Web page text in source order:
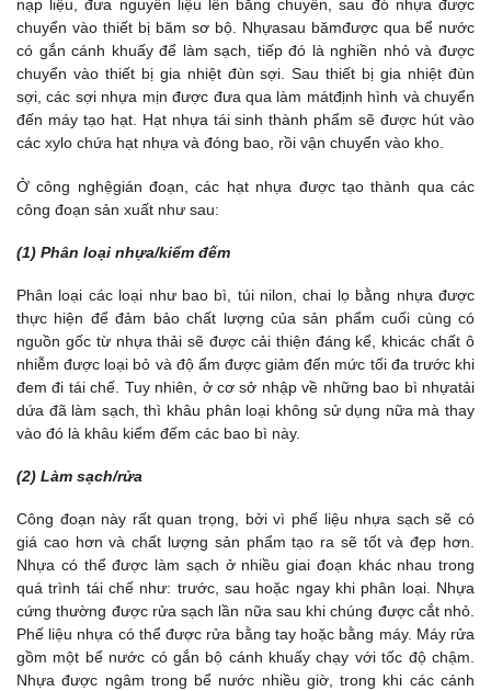
nạp liệu, đưa nguyên liệu lên băng chuyền, sau đó nhựa được
chuyển vào thiết bị băm sơ bộ. Nhựasau bămđược qua bể nước
có gắn cánh khuấy để làm sạch, tiếp đó là nghiền nhỏ và được
chuyển vào thiết bị gia nhiệt đùn sợi. Sau thiết bị gia nhiệt đùn
sợi, các sợi nhựa mịn được đưa qua làm mátđịnh hình và chuyển
đến máy tạo hạt. Hạt nhựa tái sinh thành phẩm sẽ được hút vào
các xylo chứa hạt nhựa và đóng bao, rồi vận chuyển vào kho.
Ở công nghệgián đoạn, các hạt nhựa được tạo thành qua các
công đoạn sản xuất như sau:
(1) Phân loại nhựa/kiểm đếm
Phân loại các loại như bao bì, túi nilon, chai lọ bằng nhựa được
thực hiện để đảm bảo chất lượng của sản phẩm cuối cùng có
nguồn gốc từ nhựa thải sẽ được cải thiện đáng kể, khicác chất ô
nhiễm được loại bỏ và độ ẩm được giảm đến mức tối đa trước khi
đem đi tái chế. Tuy nhiên, ở cơ sở nhập về những bao bì nhựatải
dứa đã làm sạch, thì khâu phân loại không sử dụng nữa mà thay
vào đó là khâu kiểm đếm các bao bì này.
(2) Làm sạch/rửa
Công đoạn này rất quan trọng, bởi vì phế liệu nhựa sạch sẽ có
giá cao hơn và chất lượng sản phẩm tạo ra sẽ tốt và đẹp hơn.
Nhựa có thể được làm sạch ở nhiều giai đoạn khác nhau trong
quá trình tái chế như: trước, sau hoặc ngay khi phân loại. Nhựa
cứng thường được rửa sạch lần nữa sau khi chúng được cắt nhỏ.
Phế liệu nhựa có thể được rửa bằng tay hoặc bằng máy. Máy rửa
gồm một bể nước có gắn bộ cánh khuấy chạy với tốc độ chậm.
Nhựa được ngâm trong bể nước nhiều giờ, trong khi các cánh